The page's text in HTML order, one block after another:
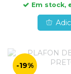
Em stock,
-19%